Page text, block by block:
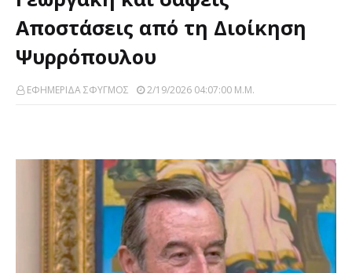
Aποστάσεις από τη Διoίκηση
Ψυρρόπουλου
ΕΦΗΜΕΡΙΔΑ ΣΦΥΓΜΟΣ 2/19/2026 04:07:00 Μ.μ.